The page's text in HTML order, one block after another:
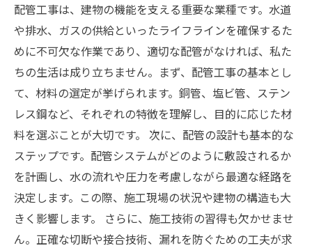
配管工事は、建物の機能を支える重要な業種です。水道
や排水、ガスの供給といったライフラインを確保するた
めに不可欠な作業であり、適切な配管がなければ、私た
ちの生活は成り立ちません。まず、配管工事の基本とし
て、材料の選定が挙げられます。銅管、塩ビ管、ステン
レス鋼など、それぞれの特徴を理解し、目的に応じた材
料を選ぶことが大切です。 次に、配管の設計も基本的な
ステップです。配管システムがどのように敷設されるか
を計画し、水の流れや圧力を考慮しながら最適な経路を
決定します。この際、施工現場の状況や建物の構造も大
きく影響します。 さらに、施工技術の習得も欠かせませ
ん。正確な切断や接合技術、漏れを防ぐための工夫が求